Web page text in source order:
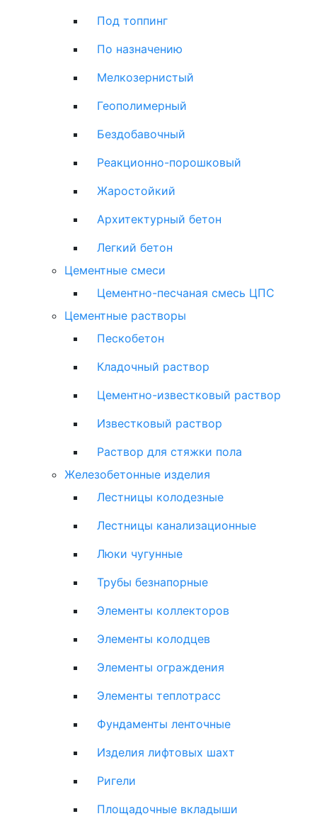
Под топпинг
По назначению
Мелкозернистый
Геополимерный
Бездобавочный
Реакционно-порошковый
Жаростойкий
Архитектурный бетон
Легкий бетон
Цементные смеси
Цементно-песчаная смесь ЦПС
Цементные растворы
Пескобетон
Кладочный раствор
Цементно-известковый раствор
Известковый раствор
Раствор для стяжки пола
Железобетонные изделия
Лестницы колодезные
Лестницы канализационные
Люки чугунные
Трубы безнапорные
Элементы коллекторов
Элементы колодцев
Элементы ограждения
Элементы теплотрасс
Фундаменты ленточные
Изделия лифтовых шахт
Ригели
Площадочные вкладыши